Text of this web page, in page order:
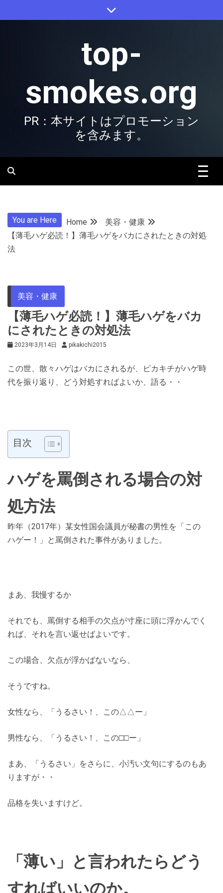
to
top-
smokes.org
PR：本サイトはプロモーション
を含みます。
You are Here Home
美容・健康
【薄毛ハゲ必読！】薄毛ハゲをバカにされたときの対処
法
美容・健康
【薄毛ハゲ必読！】薄毛ハゲをバカ
にされたときの対処法
2023年3月14日 pikakichi2015
この世、散々ハゲはバカにされるが、ピカキチがハゲ時
代を振り返り、どう対処すればよいか、語る・・
目次
ハゲを罵倒される場合の対
処方法
昨年（2017年）某女性国会議員が秘書の男性を「この
ハゲー！」と罵倒された事件がありました。
まあ、我慢するか
それでも、罵倒する相手の欠点が寸座に頭に浮かんでく
れば、それを言い返せばよいです。
この場合、欠点が浮かばないなら、
そうですね。
女性なら、「うるさい！、この△△ー」
男性なら、「うるさい！、この□□ー」
まあ、「うるさい」をさらに、小汚い文句にするのもあ
りますが・・
品格を失いますけど。
「薄い」と言われたらどう
すればいいのか。